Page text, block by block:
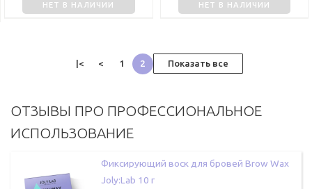
НЕТ В НАЛИЧИИ НЕТ В НАЛИЧИИ
|< < 1 2 Показать все
ОТЗЫВЫ ПРО ПРОФЕССИОНАЛЬНОЕ
ИСПОЛЬЗОВАНИЕ
Фиксирующий воск для бровей Brow Wax
Joly:Lab 10 г